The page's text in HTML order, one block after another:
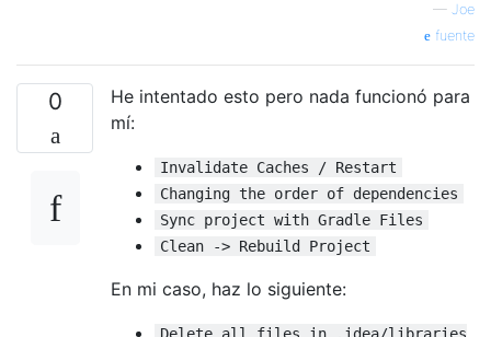
— Joe
fuente
0
He intentado esto pero nada funcionó para
mí:
Invalidate Caches / Restart
Changing the order of dependencies
Sync project with Gradle Files
Clean -> Rebuild Project
En mi caso, haz lo siguiente: